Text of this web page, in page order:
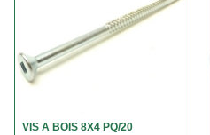
VIS A BOIS 8X4 PQ/20